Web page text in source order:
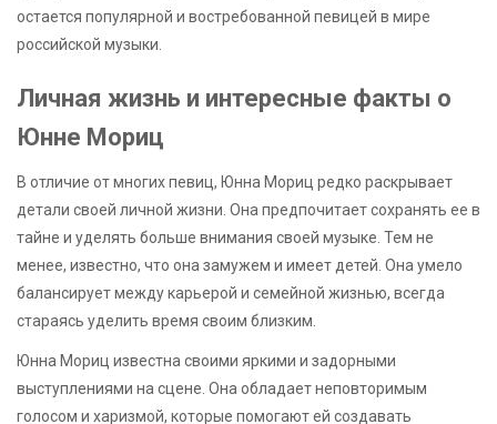
остается популярной и востребованной певицей в мире
российской музыки.
Личная жизнь и интересные факты о
Юнне Мориц
В отличие от многих певиц, Юнна Мориц редко раскрывает
детали своей личной жизни. Она предпочитает сохранять ее в
тайне и уделять больше внимания своей музыке. Тем не
менее, известно, что она замужем и имеет детей. Она умело
балансирует между карьерой и семейной жизнью, всегда
стараясь уделить время своим близким.
Юнна Мориц известна своими яркими и задорными
выступлениями на сцене. Она обладает неповторимым
голосом и харизмой, которые помогают ей создавать